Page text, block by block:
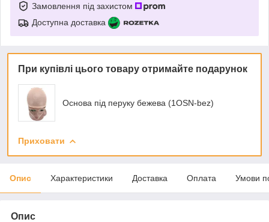
Замовлення під захистом
Доступна доставка
При купівлі цього товару отримайте подарунок
Основа під перуку бежева (1OSN-bez)
Приховати
Опис Характеристики Доставка Оплата Умови
Опис